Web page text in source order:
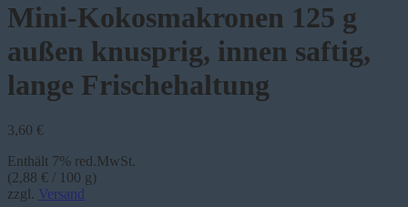
Mini-Kokosmakronen 125 g
außen knusprig, innen saftig,
lange Frischehaltung
3,60 €
Enthält 7% red.MwSt.
(2,88 € / 100 g)
zzgl. Versand